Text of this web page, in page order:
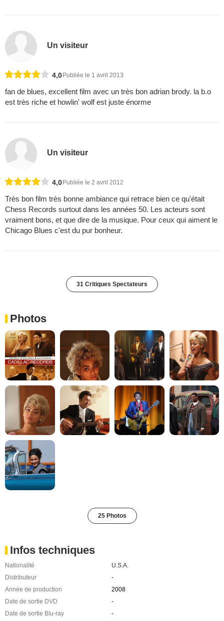
Un visiteur
4,0Publiée le 1 avril 2013
fan de blues, excellent film avec un très bon adrian brody. la b.o
est très riche et howlin' wolf est juste énorme
Un visiteur
4,0 Publiée le 2 avril 2012
Très bon film très bonne ambiance qui retrace bien ce qu'était
Chess Records surtout dans les années 50. Les acteurs sont
vraiment bons, et que dire de la musique. Pour ceux qui aiment le
Chicago Blues c'est du pur bonheur.
31 Critiques Spectateurs
Photos
25 Photos
Infos techniques
Nationalité
U.S.A.
Distributeur
-
Année de production
2008
Date de sortie DVD
-
Date de sortie Blu-ray
-